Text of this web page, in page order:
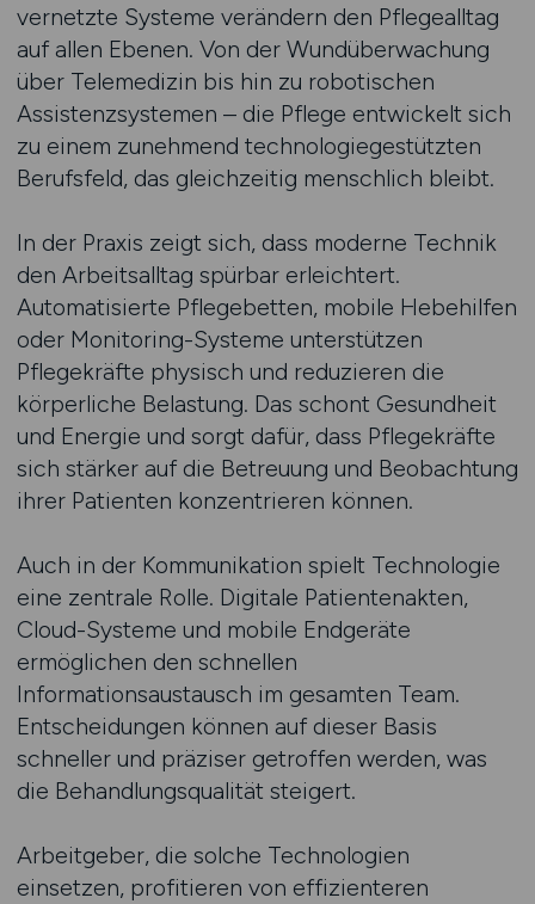
vernetzte Systeme verändern den Pflegealltag
auf allen Ebenen. Von der Wundüberwachung
über Telemedizin bis hin zu robotischen
Assistenzsystemen – die Pflege entwickelt sich
zu einem zunehmend technologiegestützten
Berufsfeld, das gleichzeitig menschlich bleibt.
In der Praxis zeigt sich, dass moderne Technik
den Arbeitsalltag spürbar erleichtert.
Automatisierte Pflegebetten, mobile Hebehilfen
oder Monitoring-Systeme unterstützen
Pflegekräfte physisch und reduzieren die
körperliche Belastung. Das schont Gesundheit
und Energie und sorgt dafür, dass Pflegekräfte
sich stärker auf die Betreuung und Beobachtung
ihrer Patienten konzentrieren können.
Auch in der Kommunikation spielt Technologie
eine zentrale Rolle. Digitale Patientenakten,
Cloud-Systeme und mobile Endgeräte
ermöglichen den schnellen
Informationsaustausch im gesamten Team.
Entscheidungen können auf dieser Basis
schneller und präziser getroffen werden, was
die Behandlungsqualität steigert.
Arbeitgeber, die solche Technologien
einsetzen, profitieren von effizienteren